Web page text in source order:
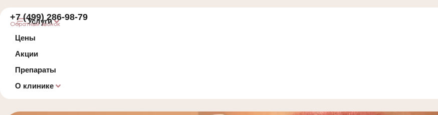
Услуги
Цены
Акции
Препараты
О клинике
+7 (499) 286-98-79
Обратный звонок